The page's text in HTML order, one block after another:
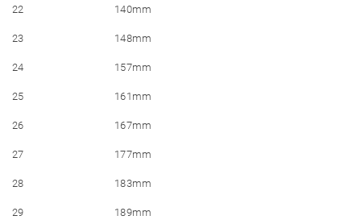
22 140mm
23 148mm
24 157mm
25 161mm
26 167mm
27 177mm
28 183mm
29 189mm